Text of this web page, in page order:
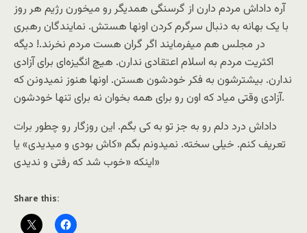
آره داداش مردم دارن از گرسنگی همدیگر رو میخورن رژیم هر روز
با یک بهانه به دنبال سرگرم کردن اونها هستش. نمایندگان رهبری
در مجلس هم میفرمایند اگر گران هست مردم نخرند.! دیگه
اکثریت مردم به اسلام اعتقادی ندارن. هیچ انگیزه‌ای برای آزادی
ندارن. بیشترشون به فکر خودشون هستن. اونها هنوز نمیدونن که
آزادی وقتی میاد که اون رو برای همه بخوان نه برای تنها خودشون.
داداش درد دلم رو به جز تو به کی بگم. این روزگار رو چطور برات
تعریف کنم. خیلی سخته. نمیدونم بگم «کاش بودی و میدیدی» یا
اینکه «خوب شد که رفتی و ندیدی»
Share this: